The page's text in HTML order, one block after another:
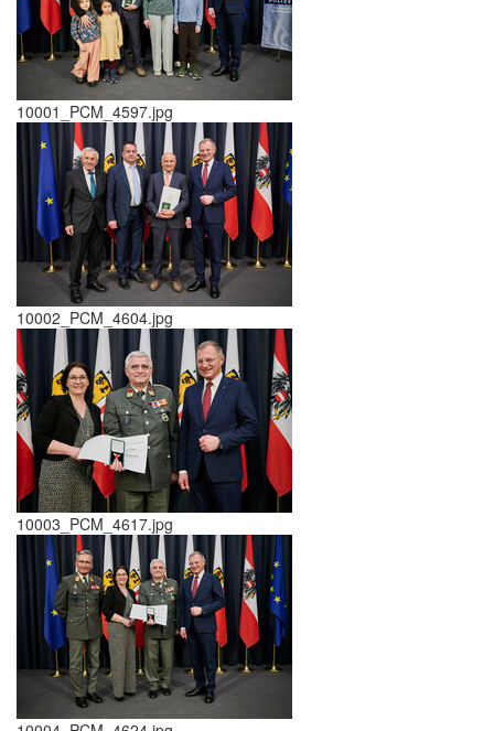
10001_PCM_4597.jpg
10002_PCM_4604.jpg
10003_PCM_4617.jpg